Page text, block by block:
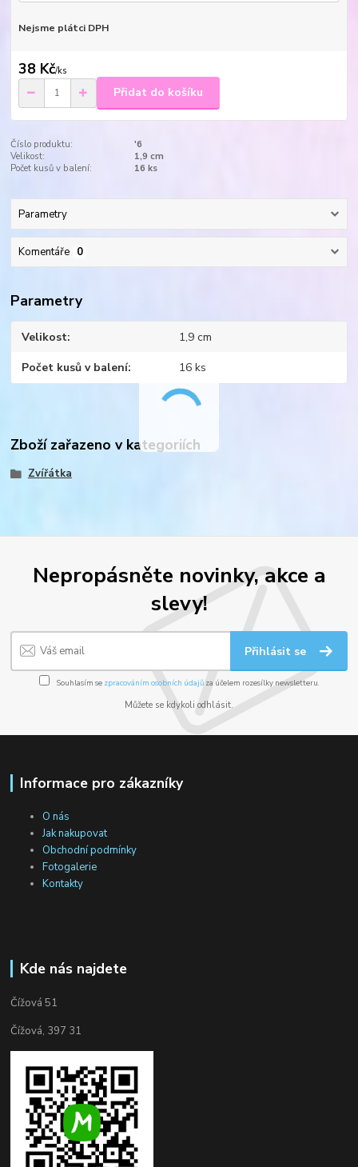
Nejsme plátci DPH
38 Kč/ks
Přidat do košíku
Číslo produktu:
'6
Velikost:
1,9 cm
Počet kusů v balení:
16 ks
Parametry
Komentáře 0
Parametry
Velikost 1,9 cm
Počet kusů v balení 16 ks
Zboží zařazeno v kategoriích
Zvířátka
Nepropásněte novinky, akce a
slevy!
Přihlásit se
Souhlasím se zpracováním osobních údajůza účelem rozesílky newsletteru.
Můžete se kdykoli odhlásit.
Informace pro zákazníky
O nás
Jak nakupovat
Obchodní podmínky
Fotogalerie
Kontakty
Kde nás najdete
Čížová 51
Čížová, 397 31